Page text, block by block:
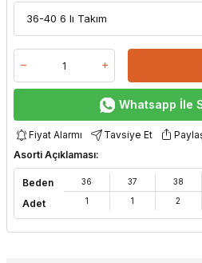
Whatsapp İle
Fiyat Alarmı Tavsiye Et
Asorti Açıklaması:
Beden
Adet
36
1
37
1
38
2